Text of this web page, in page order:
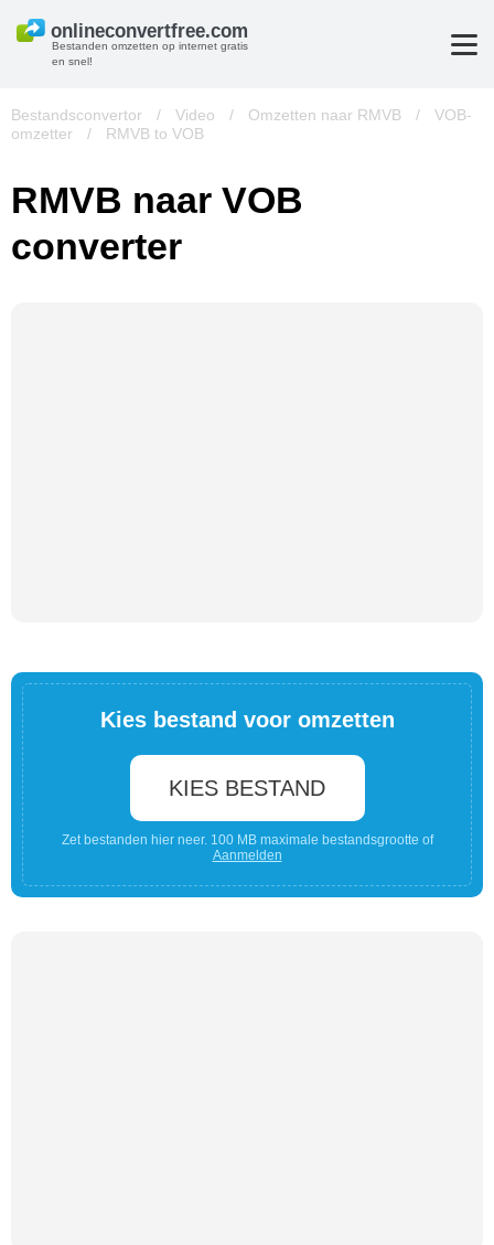
Bestanden omzetten op internet gratis
en snel!
Bestandsconvertor / Video / Omzetten naar RMVB /
VOB-
omzetter
/ RMVB to VOB
RMVB naar VOB
converter
Kies bestand voor omzetten
KIES BESTAND
Zet bestanden hier neer. 100 MB maximale bestandsgrootte of
Aanmelden